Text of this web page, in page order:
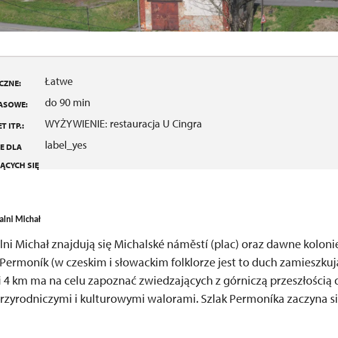
Łatwe
do 90 min
ITP.: WYŻYWIENIE: restauracja U Cingra
DLA
SIĘ
label_yes
Michał
Michał znajdują się Michalské náměstí (plac) oraz dawne
(w czeskim i słowackim folklorze jest to duch
km ma na celu zapoznać zwiedzających z górniczą przeszłością
i kulturowymi walorami. Szlak Permoníka zaczyna